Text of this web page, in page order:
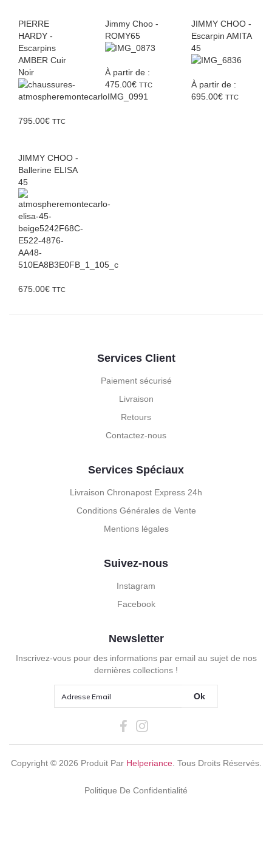
PIERRE
HARDY -
Escarpins
AMBER Cuir
Noir
795.00€ TTC
Jimmy Choo -
ROMY65
À partir de :
475.00€ TTC
JIMMY CHOO -
Escarpin AMITA
45
À partir de :
695.00€ TTC
JIMMY CHOO -
Ballerine ELISA
45
675.00€ TTC
Services Client
Paiement sécurisé
Livraison
Retours
Contactez-nous
Services Spéciaux
Livraison Chronapost Express 24h
Conditions Générales de Vente
Mentions légales
Suivez-nous
Instagram
Facebook
Newsletter
Inscrivez-vous pour des informations par email au sujet de nos
dernières collections !
Ok
Copyright © 2026 Produit Par Helperiance. Tous Droits Réservés.
Politique De Confidentialité